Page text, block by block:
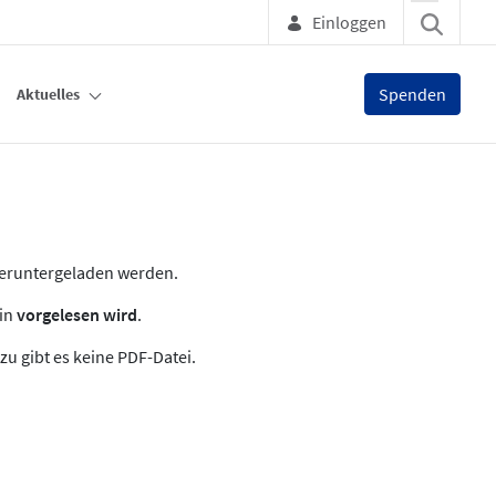
Einloggen
Aktuelles Spenden
werden.
vorgelesen wird.
gibt es keine PDF-Datei.